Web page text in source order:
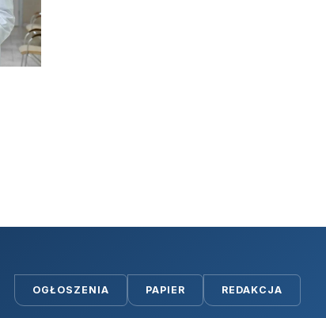
OGŁOSZENIA PAPIER REDAKCJA